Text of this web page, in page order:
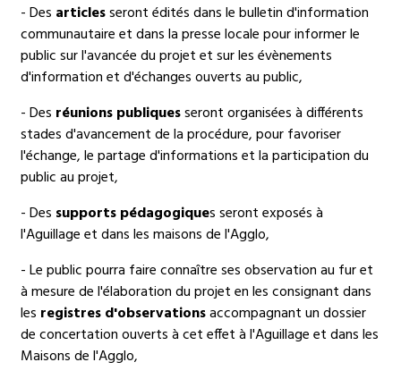
- Des articlesseront édités dans le bulletin d'information
communautaire et dans la presse locale pour informer le
public sur l'avancée du projet et sur les évènements
d'information et d'échanges ouverts au public,
- Des réunions publiquesseront organisées à différents
stades d'avancement de la procédure, pour favoriser
l'échange, le partage d'informations et la participation du
public au projet,
- Des supports pédagogiques seront exposés à
l'Aguillage et dans les maisons de l'Agglo,
- Le public pourra faire connaître ses observation au fur et
à mesure de l'élaboration du projet en les consignant dans
les registres d'observationsaccompagnant un dossier
de concertation ouverts à cet effet à l'Aguillage et dans les
Maisons de l'Agglo,